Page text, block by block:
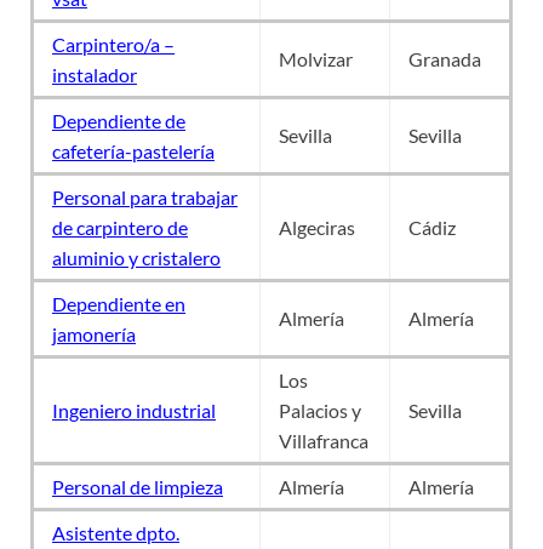
Carpintero/a –
instalador
Molvizar Granada
Dependiente de
cafetería-pastelería
Sevilla Sevilla
Personal para trabajar
de carpintero de
aluminio y cristalero
Algeciras Cádiz
Dependiente en
jamonería
Almería Almería
Ingeniero industrial
Los
Palacios y
Villafranca
Sevilla
Personal de limpieza Almería
Almería
Asistente dpto.